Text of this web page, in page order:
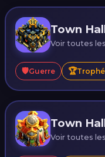
Town
Voir toutes
🛡️Guerre 🏆
Town
Voir toutes